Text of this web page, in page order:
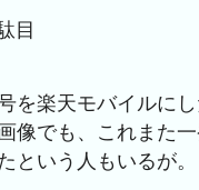
目
を楽天モバイルに
像でも、これまた
という人もいるが。